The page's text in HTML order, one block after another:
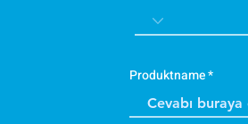
Produktname